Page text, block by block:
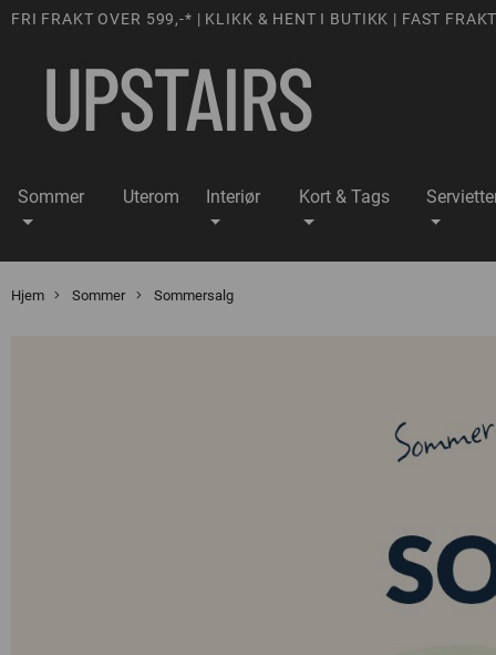
FRI FRAKT OVER 599,-* | KLIKK & HENT I BUTIKK | FAST
Sommer Uterom Interiør Kort & Tags
Hjem Sommer Sommersalg